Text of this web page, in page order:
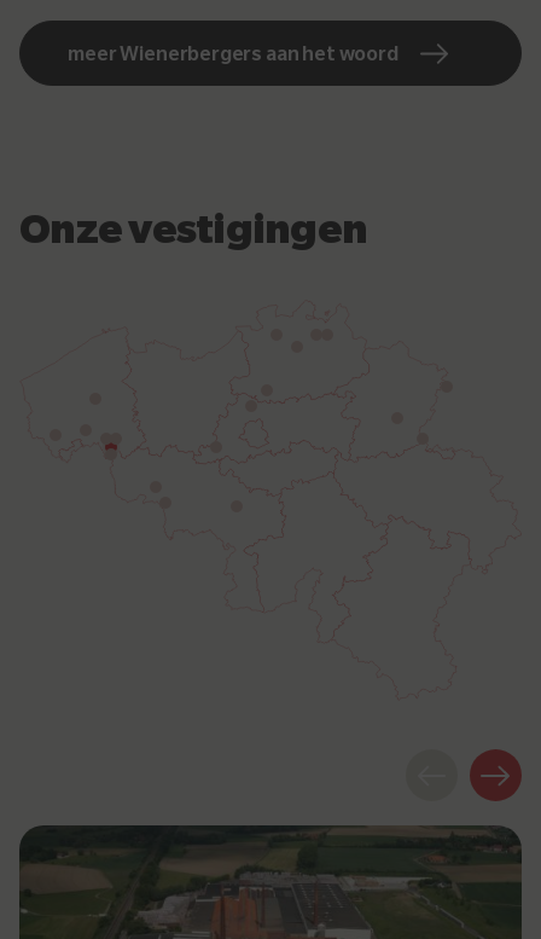
meer Wienerbergers aan het woord
Onze vestigingen